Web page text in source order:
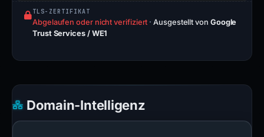
TLS-ZERTIFIKAT
Abgelaufen oder nicht verifiziert · Ausgestellt von Google
Trust Services / WE1
Domain-Intelligenz